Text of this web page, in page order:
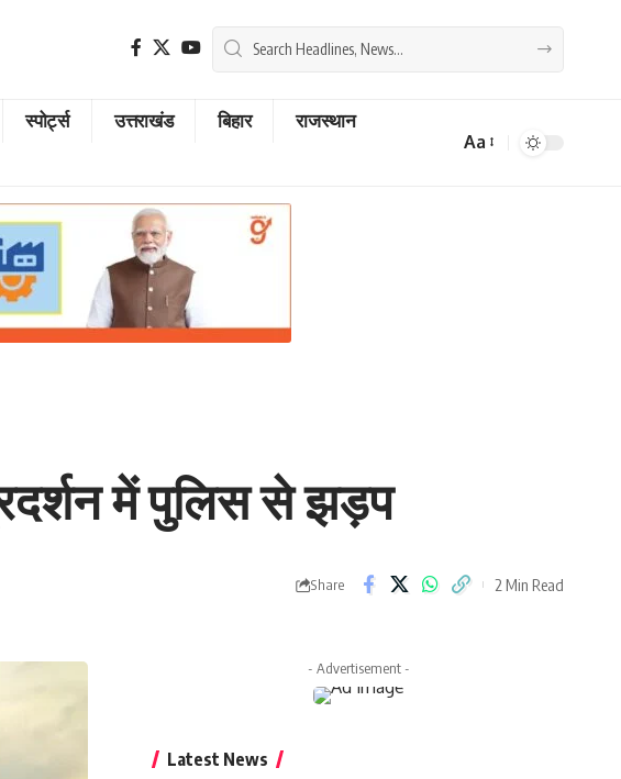
स्पोर्ट्स उत्तराखंड बिहार
राजस्थान
Font
Aa
में पुलिस से झड़प
Share 2 Min Read
- Advertisement -
Latest News